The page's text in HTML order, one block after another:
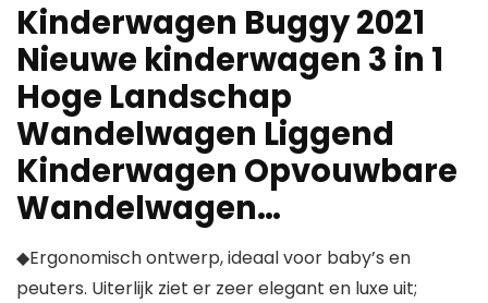
Kinderwagen Buggy 2021
Nieuwe kinderwagen 3 in 1
Hoge Landschap
Wandelwagen Liggend
Kinderwagen Opvouwbare
Wandelwagen…
◆Ergonomisch ontwerp, ideaal voor baby’s en
peuters. Uiterlijk ziet er zeer elegant en luxe uit;